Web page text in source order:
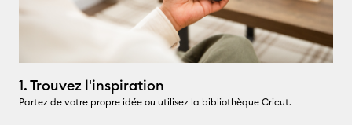
1. Trouvez l'inspiration
Partez de votre propre idée ou utilisez la bibliothèque Cricut.